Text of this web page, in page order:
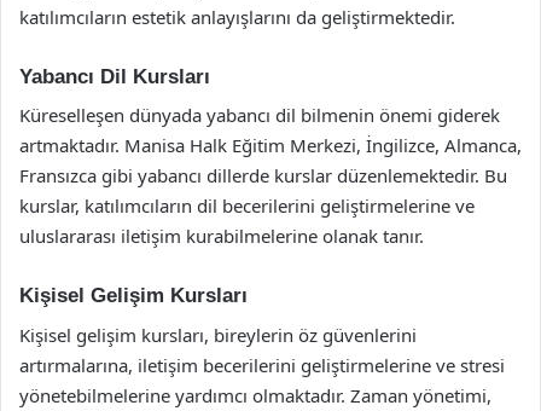
katılımcıların estetik anlayışlarını da geliştirmektedir.
Yabancı Dil Kursları
Küreselleşen dünyada yabancı dil bilmenin önemi giderek
artmaktadır. Manisa Halk Eğitim Merkezi, İngilizce, Almanca,
Fransızca gibi yabancı dillerde kurslar düzenlemektedir. Bu
kurslar, katılımcıların dil becerilerini geliştirmelerine ve
uluslararası iletişim kurabilmelerine olanak tanır.
Kişisel Gelişim Kursları
Kişisel gelişim kursları, bireylerin öz güvenlerini
artırmalarına, iletişim becerilerini geliştirmelerine ve stresi
yönetebilmelerine yardımcı olmaktadır. Zaman yönetimi,